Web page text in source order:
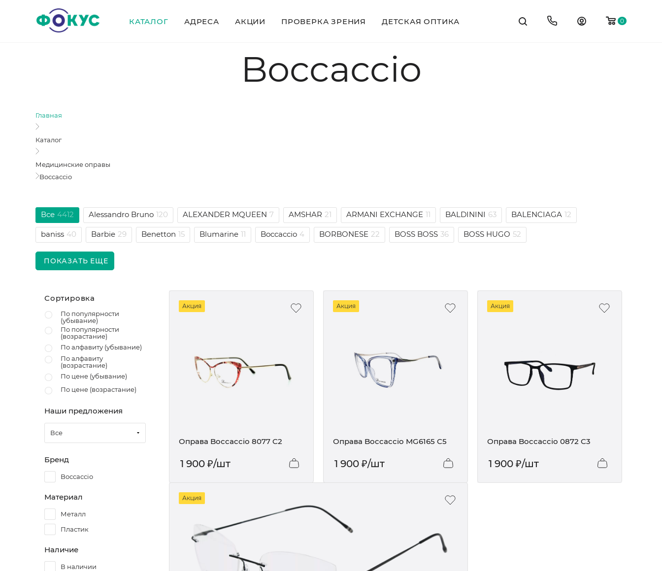
0
КАТАЛОГ АДРЕСА АКЦИИ ПРОВЕРКА ЗРЕНИЯ ДЕТСКАЯ ОПТИКА
Boccaccio
Главная
Каталог
Медицинские оправы
Boccaccio
Все 4412 Alessandro Bruno 120 ALEXANDER MQUEEN 7 AMSHAR 21 ARMANI EXCHANGE 11 BALDININI 63 BALENCIAGA 12
baniss 40 Barbie 29 Benetton 15 Blumarine 11 Boccaccio 4 BORBONESE 22 BOSS BOSS 36 BOSS HUGO 52
ПОКАЗАТЬ ЕЩЕ
Акция
Оправа Boccaccio 8077 C2
1 900 ₽/шт
Акция
Оправа Boccaccio MG6165 C5
1 900₽/шт
Акция
Оправа Boccaccio 0872 C3
1 900₽/шт
Акция
Сортировка
По популярности
(убывание)
По популярности
(возрастание)
По алфавиту (убывание)
По алфавиту
(возрастание)
По цене (убывание)
По цене (возрастание)
Наши предложения
Все
Бренд
Boccaccio
Материал
Металл
Пластик
Наличие
В наличии